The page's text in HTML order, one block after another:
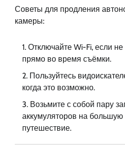
Советы для продления
камеры:
Отключайте Wi-Fi, если не
прямо во время съёмки.
Пользуйтесь
когда это возможно.
Возьмите с собой пару
аккумуляторов на большую
путешествие.